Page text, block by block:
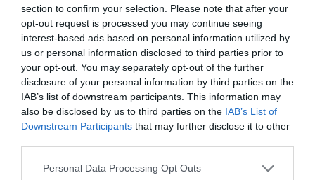
section to confirm your selection. Please note that after your
opt-out request is processed you may continue seeing
interest-based ads based on personal information utilized by
us or personal information disclosed to third parties prior to
your opt-out. You may separately opt-out of the further
disclosure of your personal information by third parties on the
IAB’s list of downstream participants. This information may
also be disclosed by us to third parties on the IAB’s List of
Downstream Participants that may further disclose it to other
Please note that this website/app uses one or more Google
Personal Data Processing Opt Outs
06.08.2026 | 10:02
στόχο μέσα από παρεμβολές!